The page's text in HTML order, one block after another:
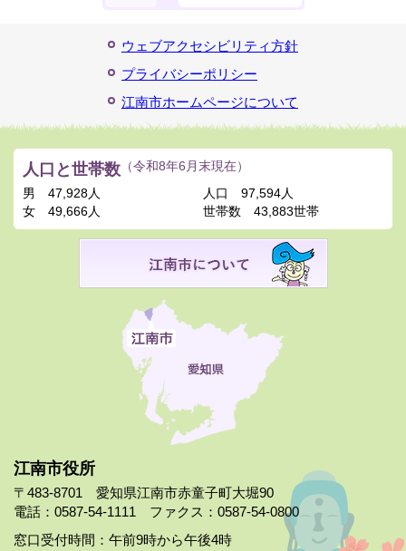
ウェブアクセシビリティ方針
プライバシーポリシー
江南市ホームページについて
江南市役所
〒483-8701 愛知県江南市赤童子町大堀90
電話：0587-54-1111 ファクス：0587-54-0800
窓口受付時間：午前9時から午後4時
人口と世帯数 （令和8年6月末現在）
男
47,928人
女
49,666人
人口
97,594人
世帯数
43,883世帯